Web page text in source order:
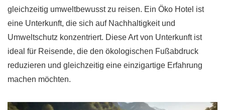
gleichzeitig umweltbewusst zu reisen. Ein Öko Hotel ist
eine Unterkunft, die sich auf Nachhaltigkeit und
Umweltschutz konzentriert. Diese Art von Unterkunft ist
ideal für Reisende, die den ökologischen Fußabdruck
reduzieren und gleichzeitig eine einzigartige Erfahrung
machen möchten.